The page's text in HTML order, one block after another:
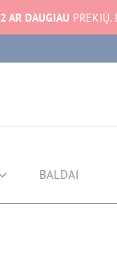
2 AR DAUGIAU PREKIŲ.
BALDAI